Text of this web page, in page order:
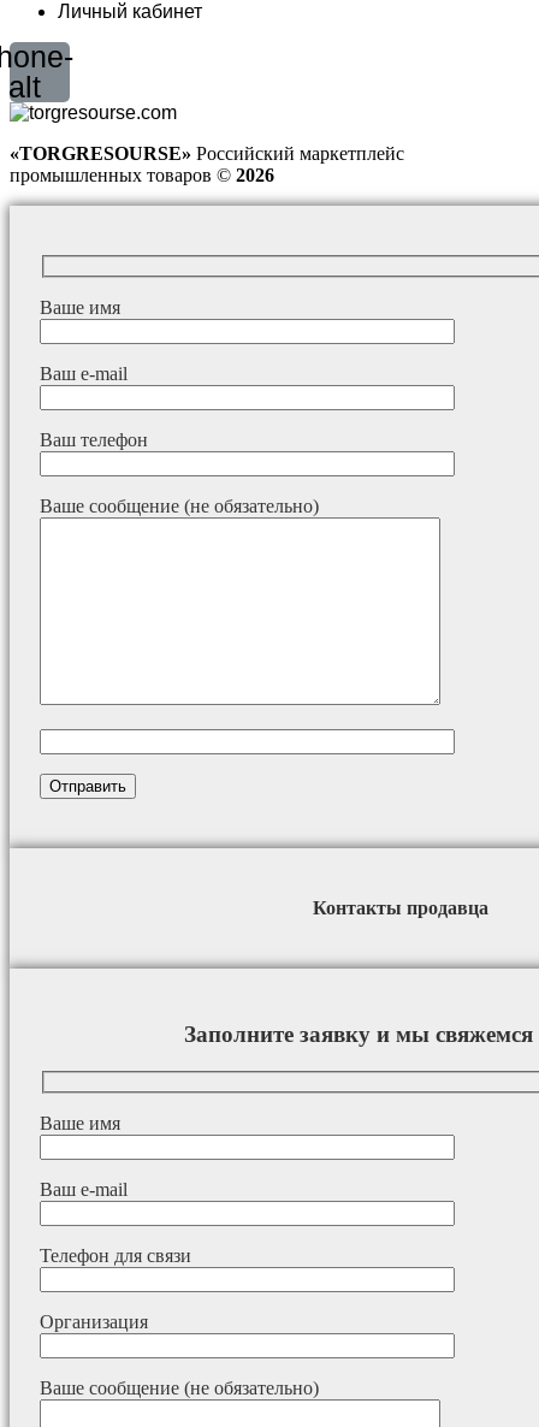
Личный кабинет
alt
«TORGRESOURSE» Российский маркетплейс
промышленных товаров © 2026
Ваше имя
Ваш e-mail
Ваш телефон
Ваше сообщение (не обязательно)
Контакты продавца
Заполните заявку и мы
Ваше имя
Ваш e-mail
Телефон для связи
Организация
Ваше сообщение (не обязательно)